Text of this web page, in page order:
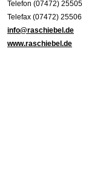
Telefon (07472) 25505
Telefax (07472) 25506
info@raschiebel.de
www.raschiebel.de